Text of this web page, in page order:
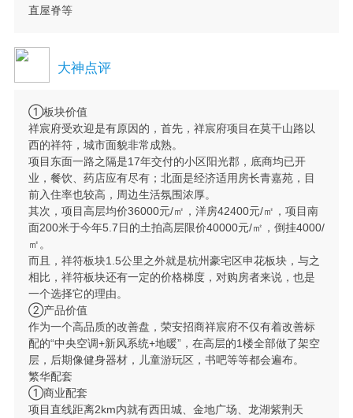
直屋脊等
大神点评
①板块价值
祥宸府受欢迎是有原因的，首先，祥宸府项目在莫干山路以
西的祥符，城市面貌非常成熟。
项目东面一路之隔是17年交付的小区阳光郡，底商均已开
业，餐饮、药店应有尽有；北面是经济适用房长青嘉苑，目
前入住率也较高，周边生活氛围浓厚。
其次，项目高层均价36000元/㎡，洋房42400元/㎡，项目南
面200米于今年5.7日的土拍高层限价40000元/㎡，倒挂4000/
㎡。
而且，祥符板块1.5公里之外就是杭州豪宅区申花板块，与之
相比，祥符板块还有一定的价格梯度，对购房者来说，也是
一个选择它的理由。
②产品价值
作为一个高品质的改善盘，荣安招商祥宸府不仅有着改善标
配的“中央空调+新风系统+地暖”，在高层的1楼全部做了架空
层，后期像健身器材，儿童游玩区，书吧等等都会遍布。
繁华配套
①商业配套
项目直线距离2km内就有西田城、金地广场、龙湖紫荆天